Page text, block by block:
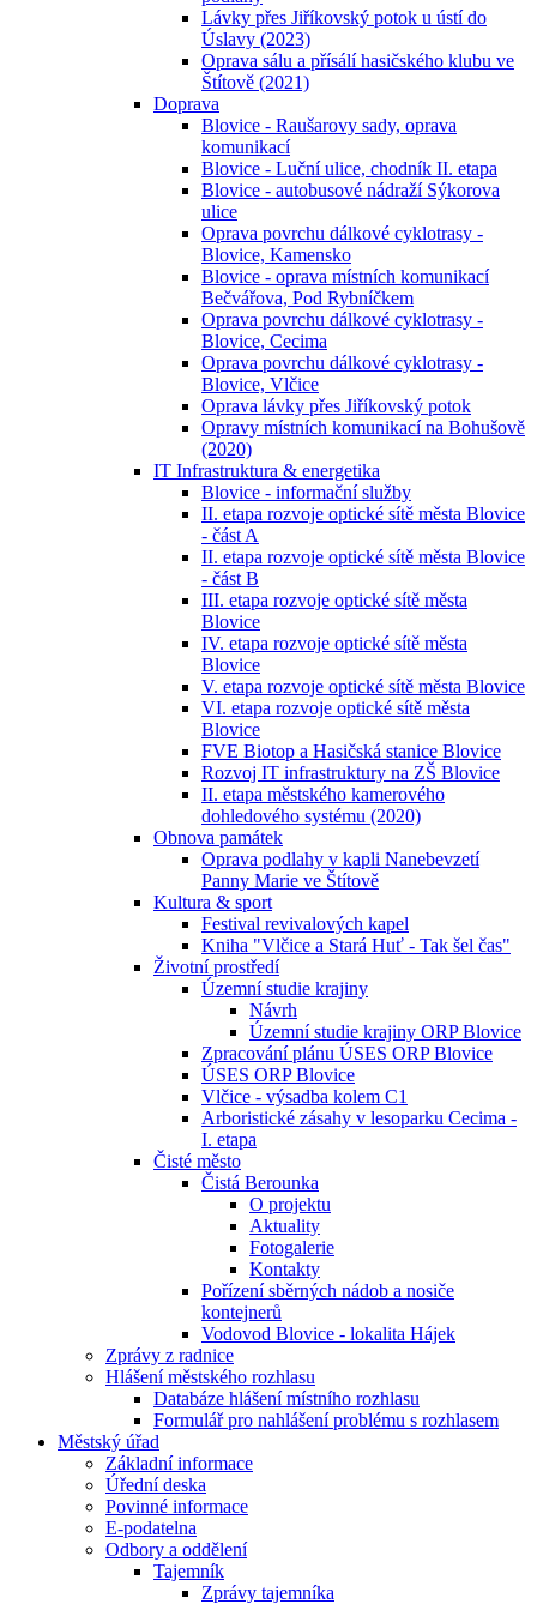
Lávky přes Jiříkovský potok u ústí do
Úslavy (2023)
Oprava sálu a přísálí hasičského klubu ve
Štítově (2021)
Doprava
Blovice - Raušarovy sady, oprava
komunikací
Blovice - Luční ulice, chodník II. etapa
Blovice - autobusové nádraží Sýkorova
ulice
Oprava povrchu dálkové cyklotrasy -
Blovice, Kamensko
Blovice - oprava místních komunikací
Bečvářova, Pod Rybníčkem
Oprava povrchu dálkové cyklotrasy -
Blovice, Cecima
Oprava povrchu dálkové cyklotrasy -
Blovice, Vlčice
Oprava lávky přes Jiříkovský potok
Opravy místních komunikací na Bohušově
(2020)
IT Infrastruktura & energetika
Blovice - informační služby
II. etapa rozvoje optické sítě města Blovice
- část A
II. etapa rozvoje optické sítě města Blovice
- část B
III. etapa rozvoje optické sítě města
Blovice
IV. etapa rozvoje optické sítě města
Blovice
V. etapa rozvoje optické sítě města Blovice
VI. etapa rozvoje optické sítě města
Blovice
FVE Biotop a Hasičská stanice Blovice
Rozvoj IT infrastruktury na ZŠ Blovice
II. etapa městského kamerového
dohledového systému (2020)
Obnova památek
Oprava podlahy v kapli Nanebevzetí
Panny Marie ve Štítově
Kultura & sport
Festival revivalových kapel
Kniha "Vlčice a Stará Huť - Tak šel čas"
Životní prostředí
Územní studie krajiny
Návrh
Územní studie krajiny ORP Blovice
Zpracování plánu ÚSES ORP Blovice
ÚSES ORP Blovice
Vlčice - výsadba kolem C1
Arboristické zásahy v lesoparku Cecima -
I. etapa
Čisté město
Čistá Berounka
O projektu
Aktuality
Fotogalerie
Kontakty
Pořízení sběrných nádob a nosiče
kontejnerů
Vodovod Blovice - lokalita Hájek
Zprávy z radnice
Hlášení městského rozhlasu
Databáze hlášení místního rozhlasu
Formulář pro nahlášení problému s rozhlasem
Městský úřad
Základní informace
Úřední deska
Povinné informace
E-podatelna
Odbory a oddělení
Tajemník
Zprávy tajemníka